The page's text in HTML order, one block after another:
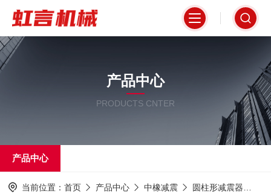
产品中心
PRODUCTS CNTER
产品中心
当前位置： 首页 产品中心 中橡减震 圆柱形减震器